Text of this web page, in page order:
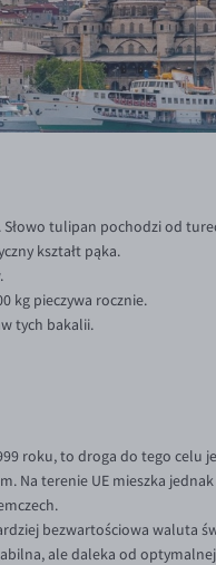
tulipan pochodzi od
kształt pąka.
kg pieczywa rocznie.
tych bakalii.
roku, to droga do tego celu
Na terenie UE mieszka
bezwartościowa waluta
ale daleka od